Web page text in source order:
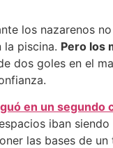
los nazarenos
piscina. Pero los
dos goles en el
en un segundo
iban
las bases de